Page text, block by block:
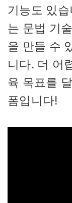
기능도 있
는 문법 기
을 만들 수
니다. 더 어
육 목표를
폼입니다!